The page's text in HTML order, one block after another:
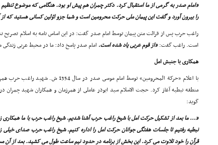
«امام صدر به گرمى از ما استقبال کرد. دکتر چمران هم پیش او بود. هنگامى که موضوع
را بیرون آورد و گفت این پیمان ملى حرکت محرومین است و شما جزو اوّلین کسانى هستید که
راغب حرب پس از قرائت متن پیمان توسط امام صدر گفت: در این اساس نامه به اسلام
است. راغب گفت:«از قوم عربى یاد شده است. امام صدر پاسخ داد: ما در محیط عربى زندگى
همکارى با جنبش امل
با اعلام «حرکة المحرومین» توسط امام
منطقه نبطیه آغاز کرد. حجت الاسلام سید ابوذر عاملى از همرزمان و همکاران شهید
گوید:
«... ما بعد از تشکیل حرکت امل با شیخ راغب حرب آشنا شدیم. شیخ راغب حرب با ما همکارى
نبطیه رفتیم تا جلسات هفتگى جوانان حرکت امل را اداره کنیم. شیخ راغب حرب صداى
قرآن را خود تلاوت مى کرد. این بخش از برنامه در حدود نیم ساعت طول مى کشید. بعد از